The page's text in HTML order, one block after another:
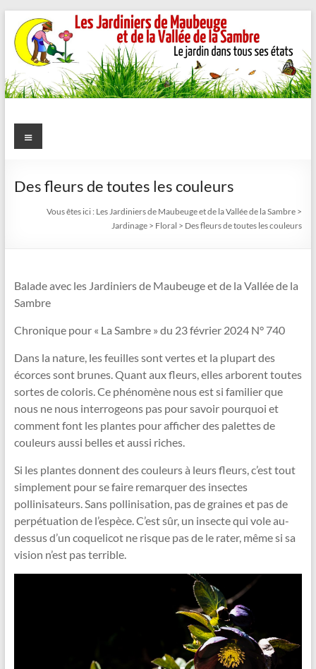
au
contenu
Les
de
Maubeuge
la
la
Sambre
jardin
tous
ses
états
!
Menu
Des fleurs de toutes les couleurs
Vous êtes ici : Les Jardiniers de Maubeuge et de la Vallée de la Sambre >
Jardinage > Floral > Des fleurs de toutes les couleurs
Balade avec les Jardiniers de Maubeuge et de la Vallée de la
Sambre
Chronique pour « La Sambre » du 23 février 2024 N° 740
Dans la nature, les feuilles sont vertes et la plupart des
écorces sont brunes. Quant aux fleurs, elles arborent toutes
sortes de coloris. Ce phénomène nous est si familier que
nous ne nous interrogeons pas pour savoir pourquoi et
comment font les plantes pour afficher des palettes de
couleurs aussi belles et aussi riches.
Si les plantes donnent des couleurs à leurs fleurs, c’est tout
simplement pour se faire remarquer des insectes
pollinisateurs. Sans pollinisation, pas de graines et pas de
perpétuation de l’espèce. C’est sûr, un insecte qui vole au-
dessus d’un coquelicot ne risque pas de le rater, même si sa
vision n’est pas terrible.